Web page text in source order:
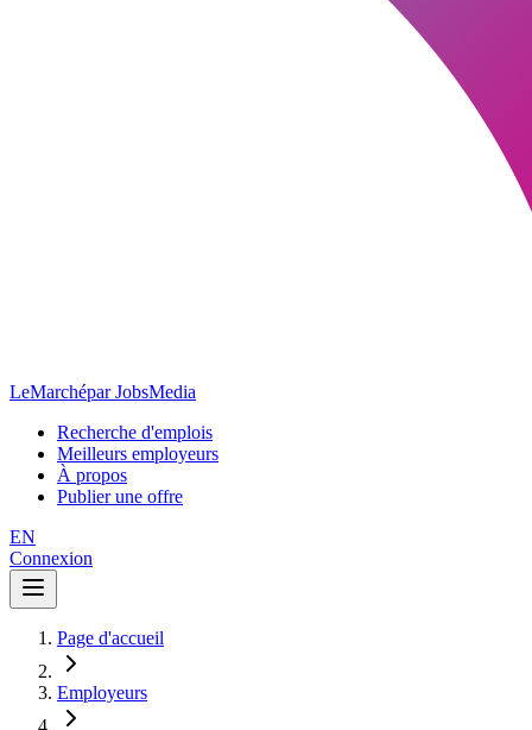
LeMarchépar JobsMedia
Recherche d'emplois
Meilleurs employeurs
À propos
Publier une offre
EN
Connexion
Page d'accueil
Employeurs